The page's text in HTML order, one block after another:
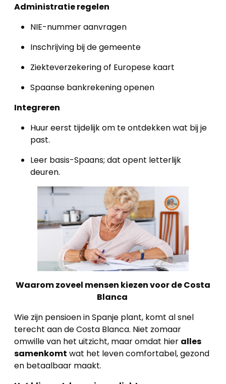
Administratie regelen
NIE-nummer aanvragen
Inschrijving bij de gemeente
Ziekteverzekering of Europese kaart
Spaanse bankrekening openen
Integreren
Huur eerst tijdelijk om te ontdekken wat bij je
past.
Leer basis-Spaans; dat opent letterlijk
deuren.
Waarom zoveel mensen kiezen voor de Costa
Blanca
Wie zijn pensioen in Spanje plant, komt al snel
terecht aan de Costa Blanca. Niet zomaar
omwille van het uitzicht, maar omdat hier alles
samenkomt wat het leven comfortabel, gezond
en betaalbaar maakt.